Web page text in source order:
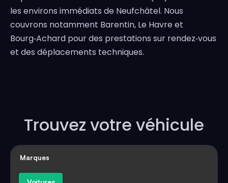
les environs immédiats de Neufchâtel. Nous
couvrons notamment Barentin, Le Havre et
Bourg‑Achard pour des prestations sur rendez‑vous
et des déplacements techniques.
Trouvez votre véhicule